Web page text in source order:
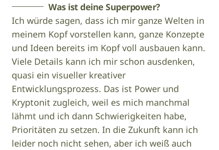
Was ist deine Superpower?
Ich würde sagen, dass ich mir ganze Welten in
meinem Kopf vorstellen kann, ganze Konzepte
und Ideen bereits im Kopf voll ausbauen kann.
Viele Details kann ich mir schon ausdenken,
quasi ein visueller kreativer
Entwicklungsprozess. Das ist Power und
Kryptonit zugleich, weil es mich manchmal
lähmt und ich dann Schwierigkeiten habe,
Prioritäten zu setzen. In die Zukunft kann ich
leider noch nicht sehen, aber ich weiß auch